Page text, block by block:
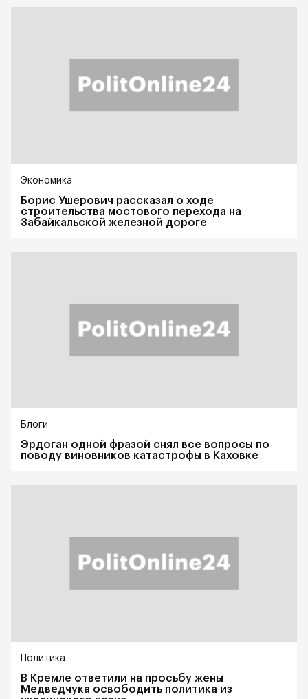
Экономика
Борис Ушерович рассказал о ходе
строительства мостового перехода на
Забайкальской железной дороге
Блоги
Эрдоган одной фразой снял все вопросы по
поводу виновников катастрофы в Каховке
Политика
В Кремле ответили на просьбу жены
Медведчука освободить политика из